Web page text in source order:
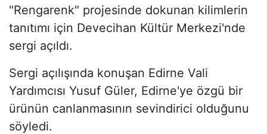
"Rengarenk" projesinde dokunan kilimlerin
tanıtımı için Devecihan Kültür Merkezi'nde
sergi açıldı.
Sergi açılışında konuşan Edirne Vali
Yardımcısı Yusuf Güler, Edirne'ye özgü bir
ürünün canlanmasının sevindirici olduğunu
söyledi.